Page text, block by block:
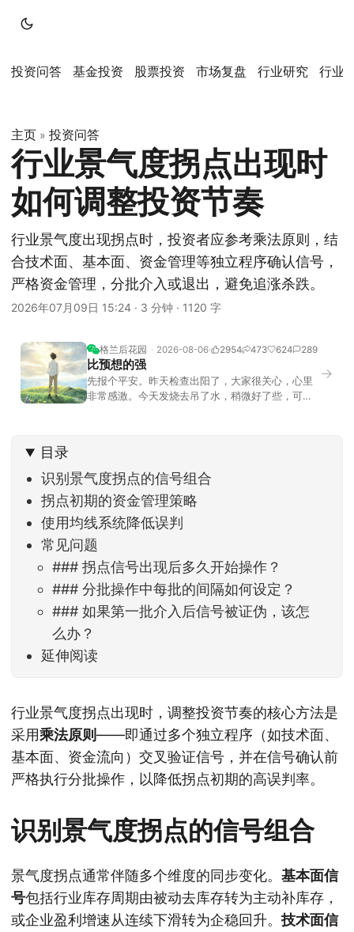
投资问答 基金投资 股票投资 市场复盘 行业研究 行业
主页 » 投资问答
行业景气度拐点出现时
如何调整投资节奏
行业景气度出现拐点时，投资者应参考乘法原则，结
合技术面、基本面、资金管理等独立程序确认信号，
严格资金管理，分批介入或退出，避免追涨杀跌。
2026年07月09日 15:24 · 3 分钟 · 1120 字
格兰后花园 2026-08-06 2954 473 624 289
比预想的强
先报个平安。昨天检查出阳了，大家很关心，心里
非常感激。今天发烧去吊了水，稍微好了些，可没
去相差不大，但细看下来，跌幅超过3%的只有不到
→
目录
识别景气度拐点的信号组合
拐点初期的资金管理策略
使用均线系统降低误判
常见问题
### 拐点信号出现后多久开始操作？
### 分批操作中每批的间隔如何设定？
### 如果第一批介入后信号被证伪，该怎
么办？
延伸阅读
行业景气度拐点出现时，调整投资节奏的核心方法是
采用乘法原则——即通过多个独立程序（如技术面、
基本面、资金流向）交叉验证信号，并在信号确认前
严格执行分批操作，以降低拐点初期的高误判率。
识别景气度拐点的信号组合
景气度拐点通常伴随多个维度的同步变化。 基本面信
号包括行业库存周期由被动去库存转为主动补库存，
或企业盈利增速从连续下滑转为企稳回升。技术面信